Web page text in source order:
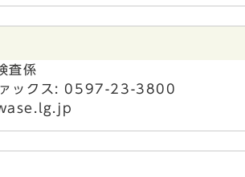
査係
ックス: 0597-23-3800